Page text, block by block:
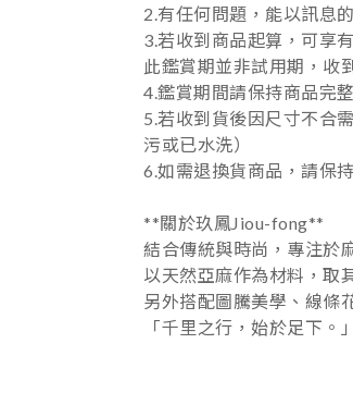
2.有任何問題，能以訊息
3.若收到商品起算，可享
此鑑賞期並非試用期，收
4.鑑賞期間請保持商品完
5.若收到貨後因尺寸不合
污或已水洗）
6.如需退換貨商品，請保
**關於玖鳳Jiou-fong**
結合傳統與時尚，專注於
以天然亞麻作為材料，取
另外搭配圖騰美學、線條
「千里之行，始於足下